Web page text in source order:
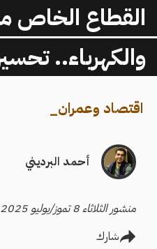
القطاع الخاص
والكهرباء..
اقتصاد وعمران_
أحمد البرديني
منشور الثلاثاء 8 تموز/يوليو 2025
شارك